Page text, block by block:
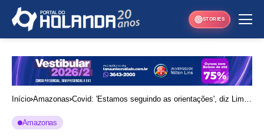
STORIES
Início Amazonas Covid: 'Estamos seguindo as orientações', diz Lima
Amazonas